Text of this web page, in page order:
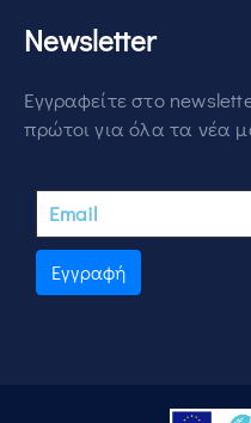
Newsletter
Εγγραφείτε στο
πρώτοι για όλα τα νέα
Εγγραφή